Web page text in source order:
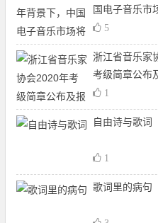
国电子音乐市
5
浙江省音乐家
考级简章公布
1
自由诗与歌词
1
歌词里的病句